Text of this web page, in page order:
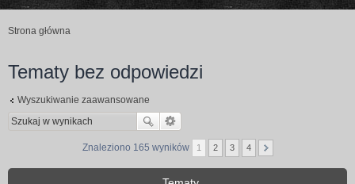
Strona główna
Tematy bez odpowiedzi
Wyszukiwanie zaawansowane
Znaleziono 165 wyników 1 2 3 4